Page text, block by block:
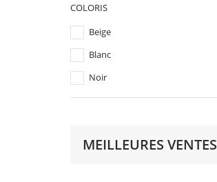
COLORIS
Beige
Blanc
Noir
MEILLEURES VENTES